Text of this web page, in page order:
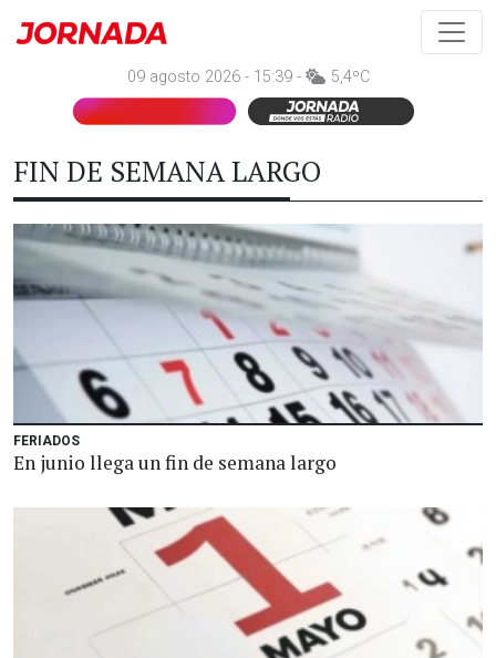
09 agosto 2026 - 15:39 - 5,4ºC
FIN DE SEMANA LARGO
FERIADOS
En junio llega un fin de semana largo